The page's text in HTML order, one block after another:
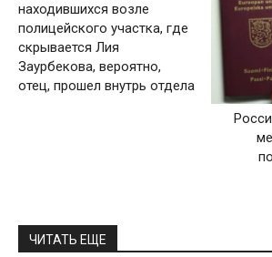
находившихся возле
полицейского участка, где
скрывается Лия
Заурбекова, вероятно,
отец, прошел внутрь отдела
ЧИТАТЬ ЕЩЕ